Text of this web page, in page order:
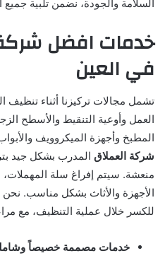
السلامة والجودة، نضمن تلبية جميع
خدمات افضل
في العين
تشمل مجالات تركيزنا أثناء
العمل وأوعية التنقيط والأسطح
المطبخ وأجهزة الميكروويف
شركة العملاق المدرب بشكل جيد
منعشة. سيتم إفراغ سلة المهملات،
الأجهزة والأثاث بشكل مناسب. نحن
للكسر خلال عملية التنظيف، مع
خدمات مصممة خصيصاً